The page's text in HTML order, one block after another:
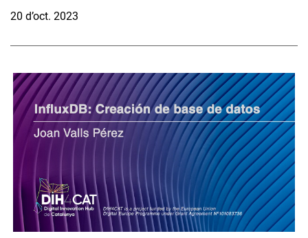
20 d’oct. 2023